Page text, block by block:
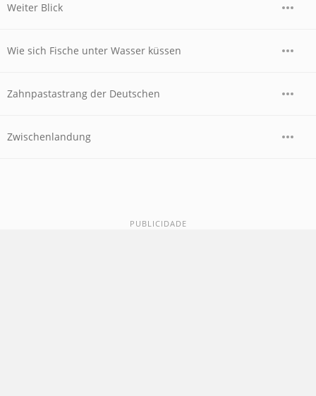
Weiter Blick
Wie sich Fische unter Wasser küssen
Zahnpastastrang der Deutschen
Zwischenlandung